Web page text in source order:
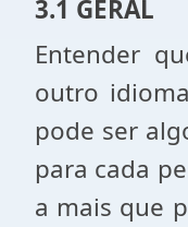
3.1 GERAL
Entender
outro
pode ser
para cada
a mais que